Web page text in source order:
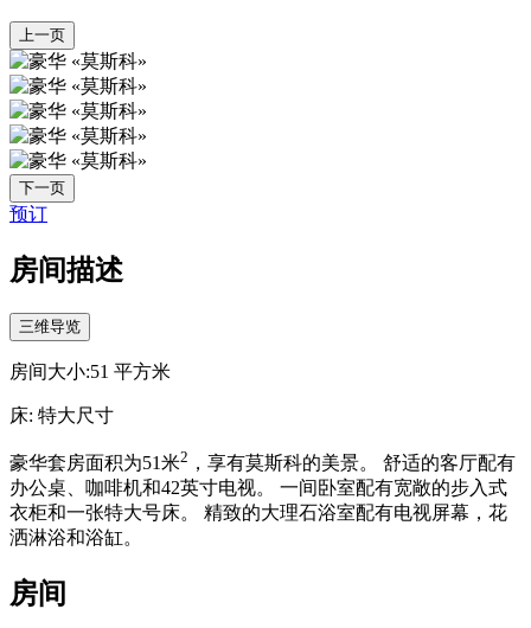
上一页
下一页
预订
房间描述
三维导览
房间大小:51 平方米
床: 特大尺寸
豪华套房面积为51米2 ，享有莫斯科的美景。 舒适的客厅配有
办公桌、咖啡机和42英寸电视。 一间卧室配有宽敞的步入式
衣柜和一张特大号床。 精致的大理石浴室配有电视屏幕，花
洒淋浴和浴缸。
房间